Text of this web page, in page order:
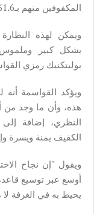
المكفوفين منهم بـ1.6%.
ويمكن لهذه
بشكل كبير
بوليتكنيك رمزي
ويؤكد القواسمة أنه
هذه، وأن ما وجد من
النظري، إضافة
الكفيف يمنة ويسرة
ويقول "إن نجاح
أوسع عبر توسيع
يحيط به في الغرفة